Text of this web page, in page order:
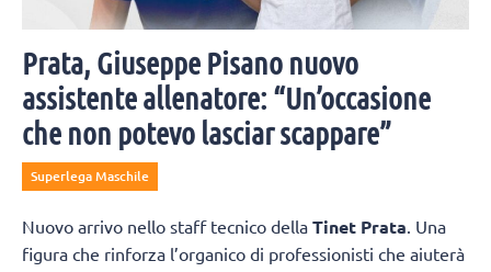
Prata, Giuseppe Pisano nuovo
assistente allenatore: “Un’occasione
che non potevo lasciar scappare”
Superlega Maschile
Nuovo arrivo nello staff tecnico della Tinet Prata. Una
figura che rinforza l’organico di professionisti che aiuterà